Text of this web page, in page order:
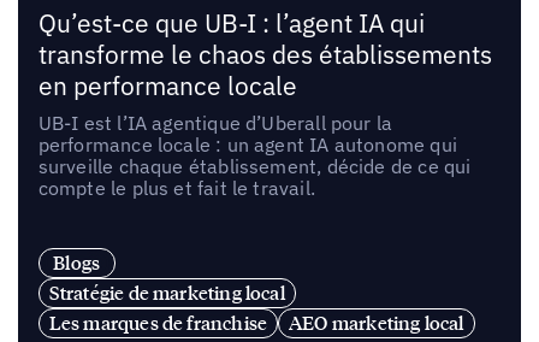
Qu’est-ce que UB-I : l’agent IA qui
transforme le chaos des établissements
en performance locale
UB-I est l’IA agentique d’Uberall pour la
performance locale : un agent IA autonome qui
surveille chaque établissement, décide de ce qui
compte le plus et fait le travail.
Blogs
Stratégie de marketing local
Les marques de franchise
AEO marketing local